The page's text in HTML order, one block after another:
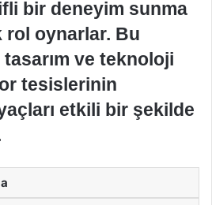
bir deneyim sunma
rol oynarlar. Bu
ve teknoloji
tesislerinin
etkili bir şekilde